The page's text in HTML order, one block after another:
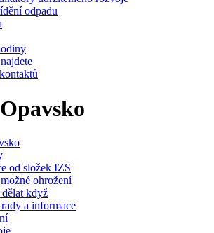
odpadu
od složek IZS
ohrožení
když
a informace